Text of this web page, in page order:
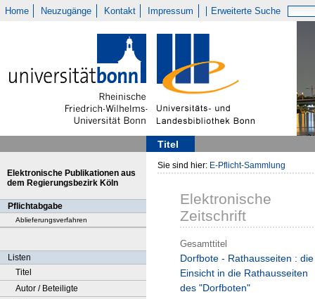
Home Neuzugänge Kontakt Impressum Erweiterte Suche
Titel
Elektronische Publikationen aus
dem Regierungsbezirk Köln
Pflichtabgabe
Ablieferungsverfahren
Listen
Titel
Autor / Beteiligte
Sie sind hier: E-Pflicht-Sammlung
Elektronische
Zeitschrift
Gesamttitel
Dorfbote - Rathausseiten : die
Einsicht in die Rathausseiten
des "Dorfboten"